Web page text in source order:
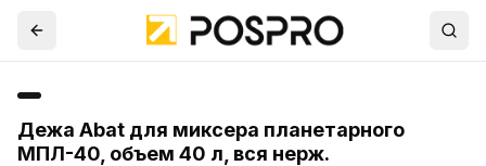
Дежа Abat для миксера планетарного
МПЛ-40, объем 40 л, вся нерж.